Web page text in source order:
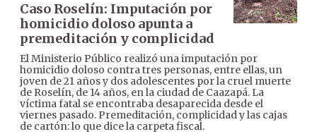
Caso Roselín: Imputación por
homicidio doloso apunta a
premeditación y complicidad
El Ministerio Público realizó una imputación por
homicidio doloso contra tres personas, entre ellas, un
joven de 21 años y dos adolescentes por la cruel muerte
de Roselín, de 14 años, en la ciudad de Caazapá. La
víctima fatal se encontraba desaparecida desde el
viernes pasado. Premeditación, complicidad y las cajas
de cartón: lo que dice la carpeta fiscal.